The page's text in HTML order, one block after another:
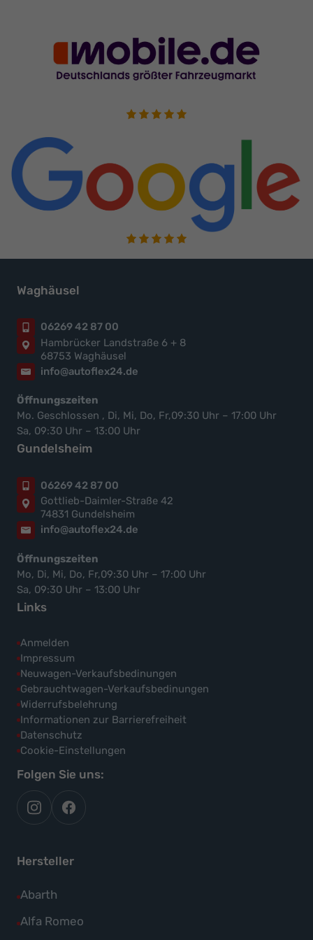
Waghäusel
06269 42 87 00
Hambrücker Landstraße 6 + 8
68753 Waghäusel
info@autoflex24.de
Öffnungszeiten
Mo. Geschlossen , Di, Mi, Do, Fr,09:30 Uhr – 17:00 Uhr
Sa, 09:30 Uhr – 13:00 Uhr
Gundelsheim
06269 42 87 00
Gottlieb-Daimler-Straße 42
74831 Gundelsheim
info@autoflex24.de
Öffnungszeiten
Mo, Di, Mi, Do, Fr,09:30 Uhr – 17:00 Uhr
Sa, 09:30 Uhr – 13:00 Uhr
Links
Anmelden
Impressum
Neuwagen-Verkaufsbedinungen
Gebrauchtwagen-Verkaufsbedinungen
Widerrufsbelehrung
Informationen zur Barrierefreiheit
Datenschutz
Cookie-Einstellungen
Folgen Sie uns:
autoflex
auf
autoflex24
auf
Hersteller
Abarth
Alle
Fahrzeuge
Alfa Romeo
Alle